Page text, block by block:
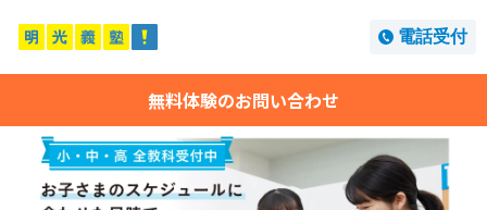
電話受付
無料体験のお問い合わせ